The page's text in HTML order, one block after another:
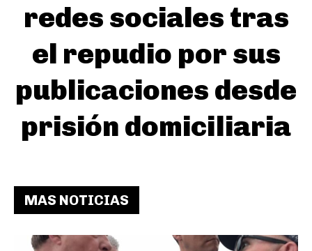
redes sociales tras
el repudio por sus
publicaciones desde
prisión domiciliaria
MAS NOTICIAS